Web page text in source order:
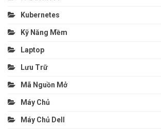
Kubernetes
Kỹ Năng Mềm
Laptop
Lưu Trữ
Mã Nguồn Mở
Máy Chủ
Máy Chủ Dell